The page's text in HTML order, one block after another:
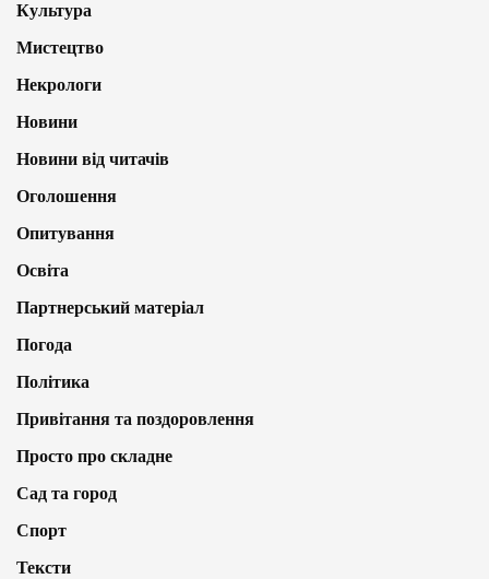
Культура
Мистецтво
Некрологи
Новини
Новини від читачів
Оголошення
Опитування
Освіта
Партнерський матеріал
Погода
Політика
Привітання та поздоровлення
Просто про складне
Сад та город
Спорт
Тексти